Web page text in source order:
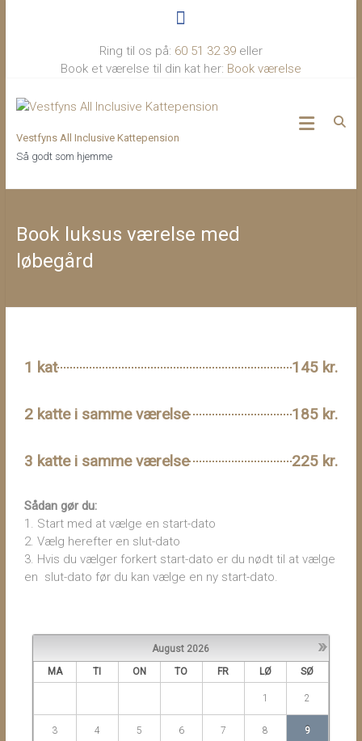
Ring til os på: 60 51 32 39eller
Book et værelse til din kat her: Book værelse
Vestfyns All Inclusive Kattepension
Så godt som hjemme
Book luksus værelse med
løbegård
1 kat 145 kr.
2 katte i samme værelse 185 kr.
3 katte i samme værelse 225 kr.
Sådan gør du:
1. Start med at vælge en start-dato
2. Vælg herefter en slut-dato
3. Hvis du vælger forkert start-dato er du nødt til at vælge
en slut-dato før du kan vælge en ny start-dato.
»
August 2026
MA
TI ON TO FR LØ SØ
1 2
3 4 5 6 7 8 9